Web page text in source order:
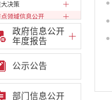
决策
领域信息公开
财政审计信息公开专栏
政信息公开专栏
品质量监管执法信息公
专栏
商登记和事中事后监管
息公开专栏
商信局信息公开专栏
政府信息公开
年度报告
公示公告
部门信息公开